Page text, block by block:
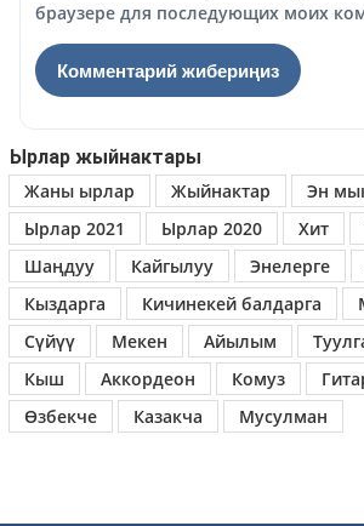
браузере для последующих моих
Ырлар жыйнактары
Жаны ырлар
Жыйнактар
Эн
Ырлар 2021
Ырлар 2020 Хит
Шаңдуу
Кайгылуу Энелерге
Кыздарга
Кичинекей балдарга
Сүйүү
Мекен Айылым
Кыш
Аккордеон Комуз
Өзбекче
Казакча Мусулман